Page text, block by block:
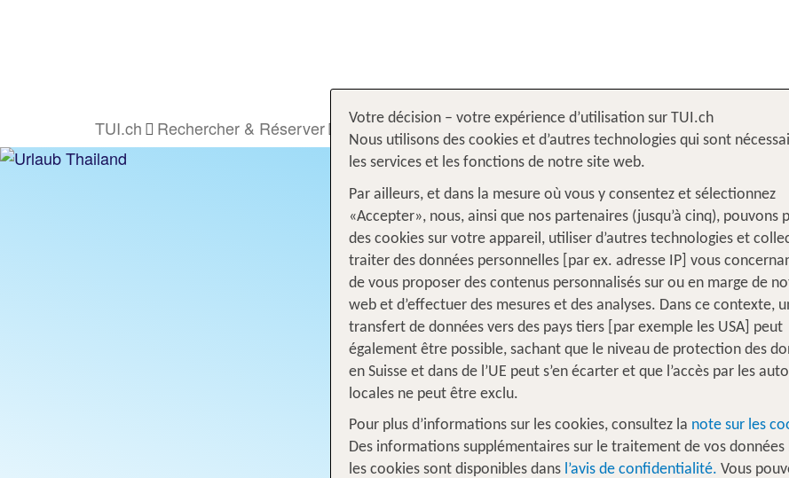
TUI.ch Rechercher & Réserver Voyages Thaïlande
baignade
Votre décision – votre expérience d’utilisation sur TUI.ch
Nous utilisons des cookies et d’autres technologies qui sont
les services et les fonctions de notre site web.
Par ailleurs, et dans la mesure où vous y consentez et sélectionnez
«Accepter», nous, ainsi que nos partenaires (jusqu’à cinq), pouvons
des cookies sur votre appareil, utiliser d’autres technologies et
traiter des données personnelles [par ex. adresse IP] vous
de vous proposer des contenus personnalisés sur ou en marge de
web et d’effectuer des mesures et des analyses. Dans ce contexte,
transfert de données vers des pays tiers [par exemple les USA] peut
également être possible, sachant que le niveau de protection des
en Suisse et dans de l’UE peut s’en écarter et que l’accès par les
locales ne peut être exclu.
Pour plus d’informations sur les cookies, consultez la note sur les
Des informations supplémentaires sur le traitement de vos données
les cookies sont disponibles dans l’avis de confidentialité. Vous